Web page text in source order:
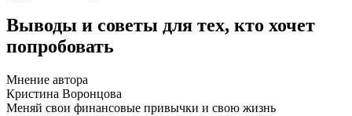
Выводы и советы для тех, кто хочет
попробовать
Мнение автора
Кристина Воронцова
Меняй свои финансовые привычки и свою жизнь